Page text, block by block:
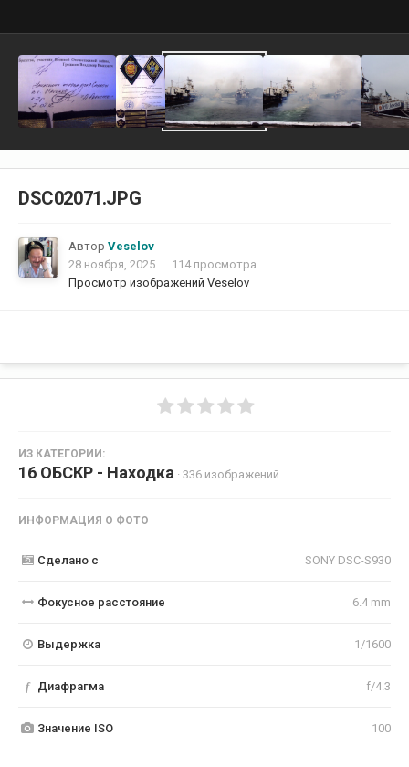
DSC02071.JPG
Автор Veselov
28 ноября, 2025
114 просмотра
Просмотр изображений Veselov
ИЗ КАТЕГОРИИ:
16 ОБСКР - Находка · 336 изображений
ИНФОРМАЦИЯ О ФОТО
Сделано с SONY DSC-S930
Фокусное расстояние 6.4 mm
Выдержка 1/1600
f Диафрагма f/4.3
Значение ISO 100